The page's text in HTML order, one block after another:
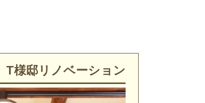
T様邸リノベーション